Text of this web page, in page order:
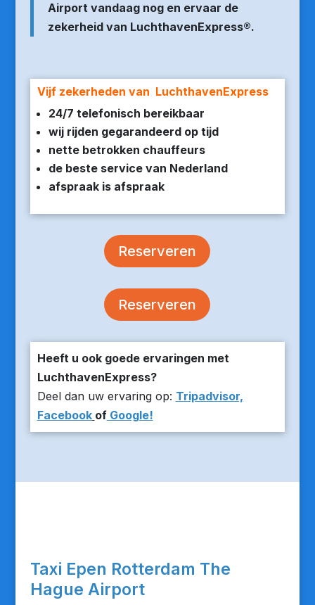
Airport vandaag nog en ervaar de
zekerheid van LuchthavenExpress®.
Vijf zekerheden van LuchthavenExpress
24/7 telefonisch bereikbaar
wij rijden gegarandeerd op tijd
nette betrokken chauffeurs
de beste service van Nederland
afspraak is afspraak
Reserveren
Reserveren
Heeft u ook goede ervaringen met
LuchthavenExpress?
Deel dan uw ervaring op: Tripadvisor,
Facebook ofGoogle!
Taxi Epen Rotterdam The
Hague Airport